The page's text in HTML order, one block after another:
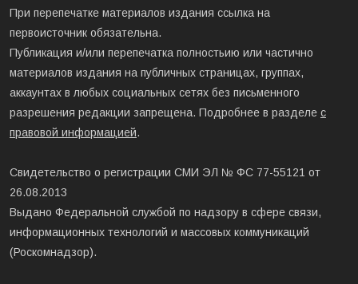
При перепечатке материалов издания ссылка на
первоисточник обязательна.
Публикация и/или перепечатка полностьию или частично
материалов издания на публичных страницах, группах,
аккаунтах в любых социальных сетях без письменного
разрешения редакции запрещена. Подробнее в разделе с
правовой информацией.
Свидетельство о регистрации СМИ ЭЛ № ФС 77-55121 от
26.08.2013
Выдано Федеральной службой по надзору в сфере связи,
информационных технологий и массовых коммуникаций
(Роскомнадзор).